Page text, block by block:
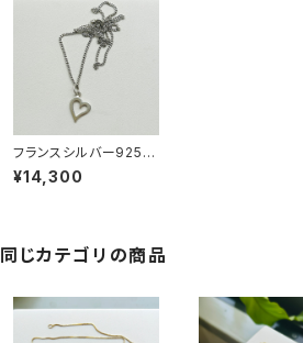
フランスシルバー925
アウトラインミニハート
ネックレス（47cm）
¥14,300
同じカテゴリの商品